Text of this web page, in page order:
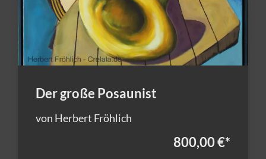
Der große Posaunist
von Herbert Fröhlich
800,00 €*